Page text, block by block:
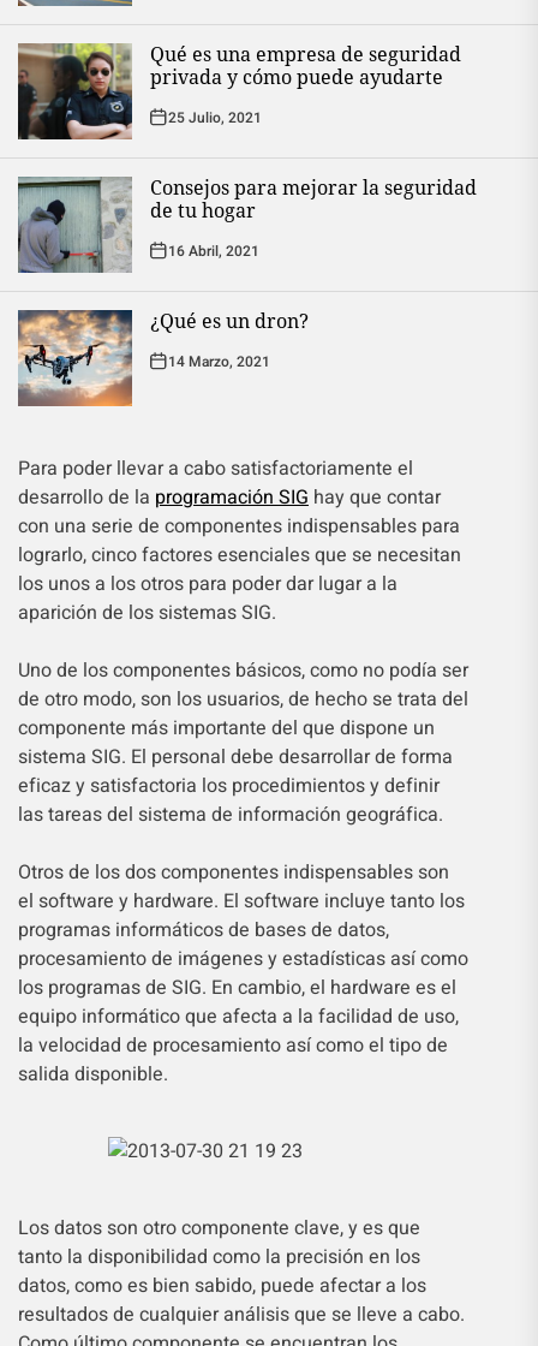
Qué es una empresa de seguridad
privada y cómo puede ayudarte
25 Julio, 2021
Consejos para mejorar la seguridad
de tu hogar
16 Abril, 2021
¿Qué es un dron?
14 Marzo, 2021
Para poder llevar a cabo satisfactoriamente el
desarrollo de la programación SIG hay que contar
con una serie de componentes indispensables para
lograrlo, cinco factores esenciales que se necesitan
los unos a los otros para poder dar lugar a la
aparición de los sistemas SIG.
Uno de los componentes básicos, como no podía ser
de otro modo, son los usuarios, de hecho se trata del
componente más importante del que dispone un
sistema SIG. El personal debe desarrollar de forma
eficaz y satisfactoria los procedimientos y definir
las tareas del sistema de información geográfica.
Otros de los dos componentes indispensables son
el software y hardware. El software incluye tanto los
programas informáticos de bases de datos,
procesamiento de imágenes y estadísticas así como
los programas de SIG. En cambio, el hardware es el
equipo informático que afecta a la facilidad de uso,
la velocidad de procesamiento así como el tipo de
salida disponible.
Los datos son otro componente clave, y es que
tanto la disponibilidad como la precisión en los
datos, como es bien sabido, puede afectar a los
resultados de cualquier análisis que se lleve a cabo.